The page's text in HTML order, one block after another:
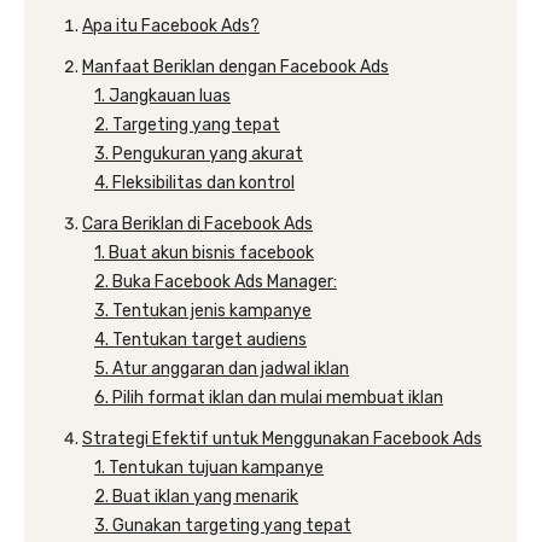
Apa itu Facebook Ads?
Manfaat Beriklan dengan Facebook Ads
1. Jangkauan luas
2. Targeting yang tepat
3. Pengukuran yang akurat
4. Fleksibilitas dan kontrol
Cara Beriklan di Facebook Ads
1. Buat akun bisnis facebook
2. Buka Facebook Ads Manager:
3. Tentukan jenis kampanye
4. Tentukan target audiens
5. Atur anggaran dan jadwal iklan
6. Pilih format iklan dan mulai membuat iklan
Strategi Efektif untuk Menggunakan Facebook Ads
1. Tentukan tujuan kampanye
2. Buat iklan yang menarik
3. Gunakan targeting yang tepat